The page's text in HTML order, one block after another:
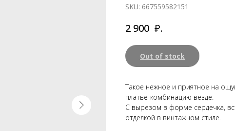
SKU: 667559582151
2 900 ₽.
Out of stock
Такое нежное и приятное на
платье-комбинацию везде.
С вырезом в форме сердечка,
отделкой в винтажном стиле.